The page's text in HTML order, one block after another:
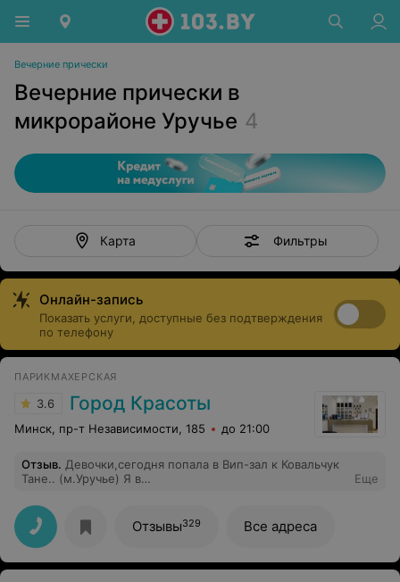
Вечерние прически
Вечерние прически в
микрорайоне Уручье 4
Карта Фильтры
Онлайн-запись
Показать услуги, доступные без подтверждения
по телефону
ПАРИКМАХЕРСКАЯ
3.6 Город Красоты
Минск, пр-т Независимости, 185 до 21:00
Отзыв. Девочки,сегодня попала в Вип-зал к Ковальчук
Тане.. (м.Уручье) Я в
интересного об уходе за моим волосом..
Короче,рекомендую. Танюше респект!
Еще
Отзывы329 Все адреса